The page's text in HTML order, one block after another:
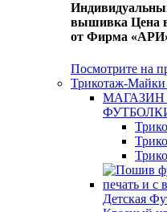
вышивка Цена
от Фирма «АРИ»
Посмотрите на
Трикотаж-
Детская